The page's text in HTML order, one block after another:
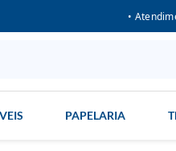
•
PAPELARIA